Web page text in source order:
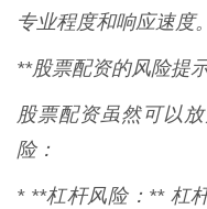
专业程度和响应速度。
**股票配资的风险提
股票配资虽然可以
险：
* **杠杆风险：** 杠